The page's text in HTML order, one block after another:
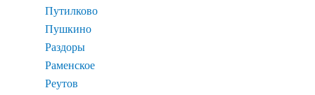
Путилково
Пушкино
Раздоры
Раменское
Реутов